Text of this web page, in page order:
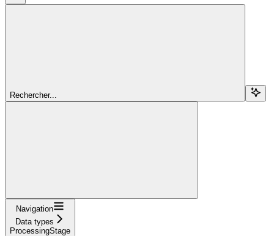
Rechercher...
Navigation
Data types
ProcessingStage